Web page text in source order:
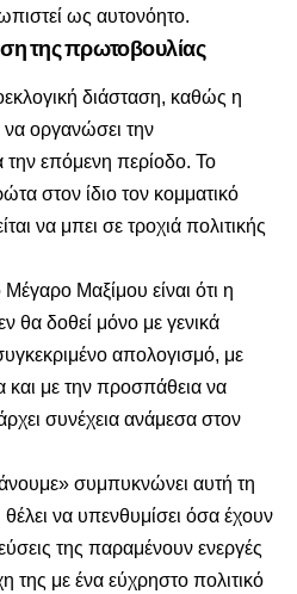
ως αυτονόητο.
της πρωτοβουλίας
διάσταση, καθώς η
να οργανώσει την
την επόμενη περίοδο. Το
στον ίδιο τον κομματικό
να μπει σε τροχιά πολιτικής
Μαξίμου είναι ότι η
θα δοθεί μόνο με γενικά
απολογισμό, με
και με την προσπάθεια να
συνέχεια ανάμεσα στον
συμπυκνώνει αυτή τη
να υπενθυμίσει όσα έχουν
της παραμένουν ενεργές
της με ένα εύχρηστο πολιτικό